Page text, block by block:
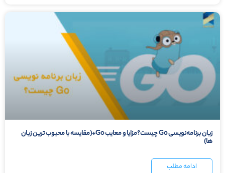
زبان برنامه‌نویسی Go چیست؟مزایا و معایب Go+(مقایسه با محبوب ترین زبان
ها)
ادامه مطلب